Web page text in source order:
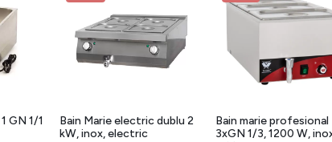
GN 1/1
Bain Marie electric dublu 2
kW, inox, electric
Bain marie profesional
3xGN 1/3, 1200 W,